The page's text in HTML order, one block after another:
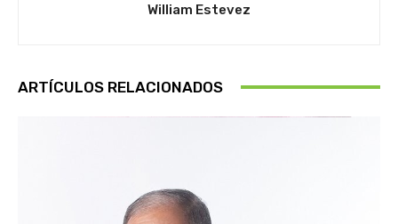
William Estevez
ARTÍCULOS RELACIONADOS